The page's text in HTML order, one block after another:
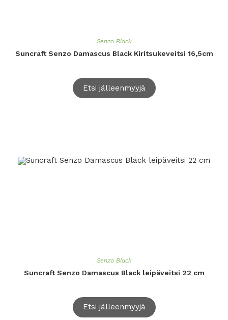
Senzo Black
Suncraft Senzo Damascus Black Kiritsukeveitsi 16,5cm
Etsi jälleenmyyjä
Senzo Black
Suncraft Senzo Damascus Black leipäveitsi 22 cm
Etsi jälleenmyyjä